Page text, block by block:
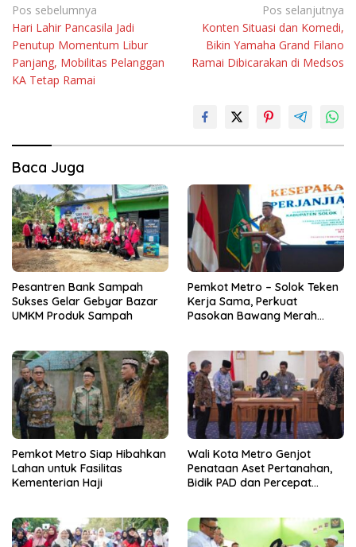
Navigasi
pos
Pos sebelumnya
Hari Lahir Pancasila Jadi
Penutup Momentum Libur
Panjang, Mobilitas Pelanggan
KA Tetap Ramai
Pos selanjutnya
Konten Situasi dan Komedi,
Bikin Yamaha Grand Filano
Ramai Dibicarakan di Medsos
Baca Juga
Pesantren Bank Sampah
Sukses Gelar Gebyar Bazar
UMKM Produk Sampah
Pemkot Metro – Solok Teken
Kerja Sama, Perkuat
Pasokan Bawang Merah
Pemkot Metro Siap Hibahkan
Lahan untuk Fasilitas
Kementerian Haji
Wali Kota Metro Genjot
Penataan Aset Pertanahan,
Bidik PAD dan Percepat